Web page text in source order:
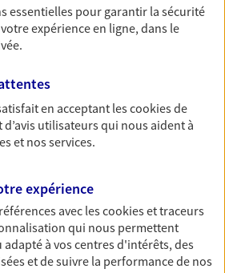
vos collaborateurs... mais aussi
famille.
vos projets de
départ à la retraite…
à constituer une
essentielles pour garantir la sécurité
expérience en ligne, dans le
en acceptant lescookiesde
d’avis utilisateurs qui nous aident à
et nos services.
expérience
avec lescookies et traceurs
qui nous permettent
à vos centres d'intérêts, des
et de suivre la performance de nos